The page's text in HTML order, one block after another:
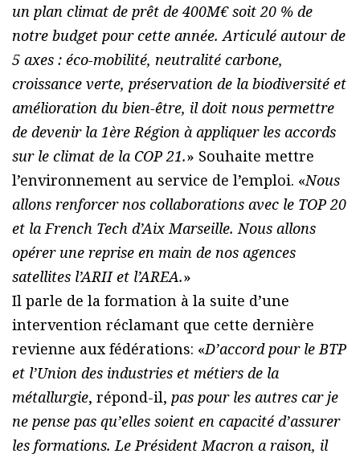
un plan climat de prêt de 400M€ soit 20 % de
notre budget pour cette année. Articulé autour de
5 axes : éco-mobilité, neutralité carbone,
croissance verte, préservation de la biodiversité et
amélioration du bien-être, il doit nous permettre
de devenir la 1ère Région à appliquer les accords
sur le climat de la COP 21.» Souhaite mettre
l’environnement au service de l’emploi. «Nous
allons renforcer nos collaborations avec le TOP 20
et la French Tech d’Aix Marseille. Nous allons
opérer une reprise en main de nos agences
satellites l’ARII et l’AREA.»
Il parle de la formation à la suite d’une
intervention réclamant que cette dernière
revienne aux fédérations: «D’accord pour le BTP
et l’Union des industries et métiers de la
métallurgie, répond-il, pas pour les autres car je
ne pense pas qu’elles soient en capacité d’assurer
les formations. Le Président Macron a raison, il